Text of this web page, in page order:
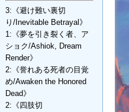
3:《避け難い裏切
り/Inevitable Betrayal》
1:《夢を引き裂く者、ア
ショク/Ashiok, Dream
Render》
2:《誉れある死者の目覚
め/Awaken the Honored
Dead》
2:《四肢切